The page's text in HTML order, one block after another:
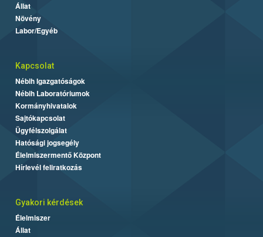
Állat
Növény
Labor/Egyéb
Kapcsolat
Nébih Igazgatóságok
Nébih Laboratóriumok
Kormányhivatalok
Sajtókapcsolat
Ügyfélszolgálat
Hatósági jogsegély
Élelmiszermentő Központ
Hírlevél feliratkozás
Gyakori kérdések
Élelmiszer
Állat